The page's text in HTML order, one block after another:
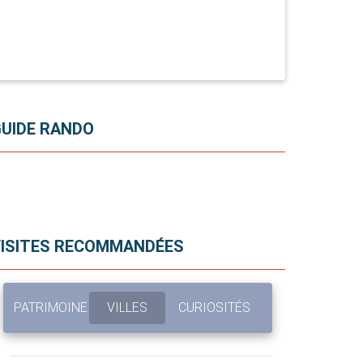
RANDO
RECOMMANDÉES
PATRIMOINE VILLES CURIOSITÉS